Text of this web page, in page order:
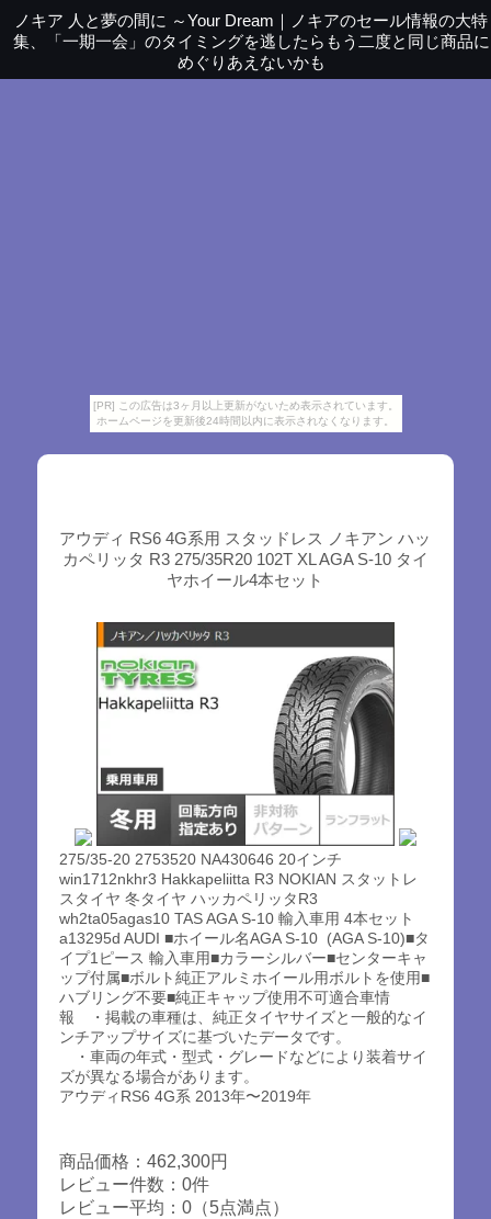
[PR] この広告は3ヶ月以上更新がないため表示されています。
ホームページを更新後24時間以内に表示されなくなります。
ノキア 人と夢の間に ～Your Dream ｜
ノキアのセール情報の大特
集、「一期一会」のタイミングを逃したらもう二度と同じ商品に
めぐりあえないかも
アウディ RS6 4G系用 スタッドレス ノキアン ハッ
カペリッタ R3 275/35R20 102T XL AGA S-10 タイ
ヤホイール4本セット
275/35-20 2753520 NA430646 20インチ
win1712nkhr3 Hakkapeliitta R3 NOKIAN スタットレ
スタイヤ 冬タイヤ ハッカペリッタR3
wh2ta05agas10 TAS AGA S-10 輸入車用 4本セット
a13295d AUDI ■ホイール名AGA S-10 (AGA S-10)■タ
イプ1ピース 輸入車用■カラーシルバー■センターキャ
ップ付属■ボルト純正アルミホイール用ボルトを使用■
ハブリング不要■純正キャップ使用不可適合車情
報 ・掲載の車種は、純正タイヤサイズと一般的なイ
ンチアップサイズに基づいたデータです。
・車両の年式・型式・グレードなどにより装着サイ
ズが異なる場合があります。
アウディRS6 4G系 2013年〜2019年
商品価格：462,300円
レビュー件数：0件
レビュー平均：0（5点満点）